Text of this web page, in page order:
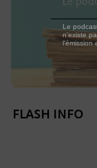
FLASH INFO
Le
n'existe
l'émission